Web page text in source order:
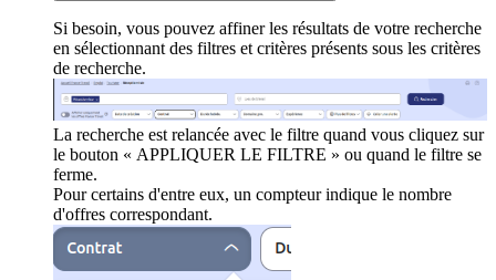
Si besoin, vous pouvez affiner les résultats de votre recherche
en sélectionnant des filtres et critères présents sous les critères
de recherche.
La recherche est relancée avec le filtre quand vous cliquez sur
le bouton « APPLIQUER LE FILTRE » ou quand le filtre se
ferme.
Pour certains d'entre eux, un compteur indique le nombre
d'offres correspondant.